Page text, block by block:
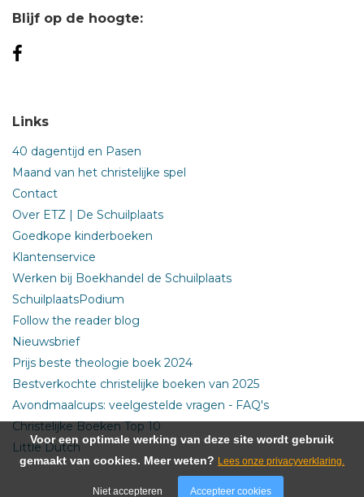
Blijf op de hoogte:
Links
40 dagentijd en Pasen
Maand van het christelijke spel
Contact
Over ETZ | De Schuilplaats
Goedkope kinderboeken
Klantenservice
Werken bij Boekhandel de Schuilplaats
SchuilplaatsPodium
Follow the reader blog
Nieuwsbrief
Prijs beste theologie boek 2024
Bestverkochte christelijke boeken van 2025
Avondmaalcups: veelgestelde vragen - FAQ's
Christelijke Boeken Top 10
Little Dutch
Voor een optimale werking van deze site wordt gebruik
gemaakt van cookies. Meer weten? Lees onze privacyverklaring.
Niet accepteren Accepteer cookies